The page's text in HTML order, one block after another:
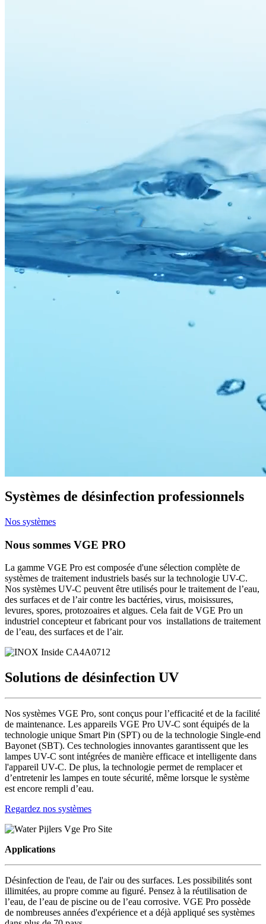
Systèmes de désinfection professionnels
Nos systèmes
Nous sommes VGE PRO
La gamme VGE Pro est composée d'une sélection complète de
systèmes de traitement industriels basés sur la technologie UV-C.
Nos systèmes UV-C peuvent être utilisés pour le traitement de l’eau,
des surfaces et de l’air contre les bactéries, virus, moisissures,
levures, spores, protozoaires et algues. Cela fait de VGE Pro un
industriel concepteur et fabricant pour vos installations de traitement
de l’eau, des surfaces et de l’air.
Solutions de désinfection UV
Nos systèmes VGE Pro, sont conçus pour l’efficacité et de la facilité
de maintenance. Les appareils VGE Pro UV-C sont équipés de la
technologie unique Smart Pin (SPT) ou de la technologie Single-end
Bayonet (SBT). Ces technologies innovantes garantissent que les
lampes UV-C sont intégrées de manière efficace et intelligente dans
l'appareil UV-C. De plus, la technologie permet de remplacer et
d’entretenir les lampes en toute sécurité, même lorsque le système
est encore rempli d’eau.
Regardez nos systèmes
Applications
Désinfection de l'eau, de l'air ou des surfaces. Les possibilités sont
illimitées, au propre comme au figuré. Pensez à la réutilisation de
l’eau, de l’eau de piscine ou de l’eau corrosive. VGE Pro possède
de nombreuses années d'expérience et a déjà appliqué ses systèmes